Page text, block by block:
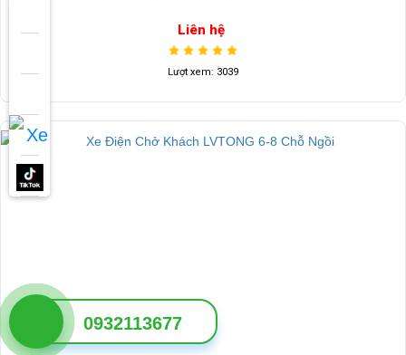
Liên hệ
Lượt xem: 3039
0932113677